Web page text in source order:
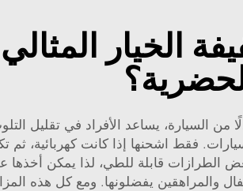
الخيار
السيارة، يساعد الأفراد في تقليل
الطرازات قابلة للطي، لذا يمكن
والمراهقين يفضلونها. ومع كل هذه